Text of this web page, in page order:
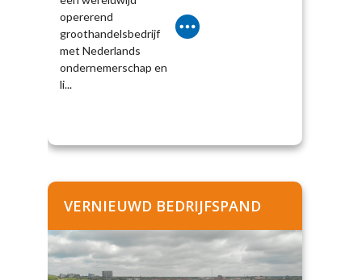
opererend
groothandelsbedrijf
met Nederlands
ondernemerschap en
li...
VERNIEUWD BEDRIJFSPAND